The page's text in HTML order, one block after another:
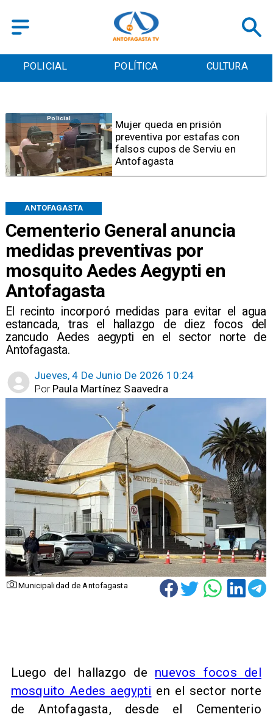
POLICIAL POLÍTICA CULTURA
Cementerio General anuncia
medidas preventivas por
mosquito Aedes Aegypti en
Antofagasta
El recinto incorporó medidas para evitar el agua
estancada, tras el hallazgo de diez focos del
zancudo Aedes aegypti en el sector norte de
Antofagasta.
ANTOFAGASTA
Jueves, 4 De Junio De 2026 10:24
Paula Martínez Saavedra
Por
Municipalidad de Antofagasta
Videos
Video | Choferes del
TransAntofagasta piden
sistema mixto de pago
Luego del hallazgo de nuevos focos del
mosquito Aedes aegypti en el sector norte
de Antofagasta, desde el Cementerio